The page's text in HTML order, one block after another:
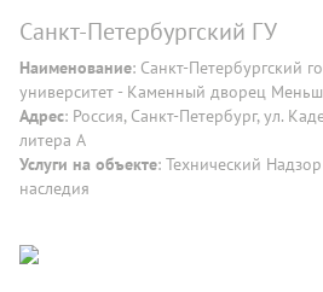
Санкт-Петербургский ГУ
Наименование: Санкт-Петербургский
университет - Каменный дворец
Адрес: Россия, Санкт-Петербург, ул.
литера А
Услуги на объекте: Технический
наследия